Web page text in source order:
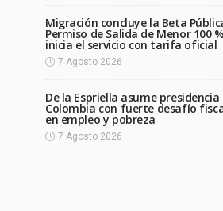
Migración concluye la Beta
Permiso de Salida de Menor 100
inicia el servicio con tarifa oficial
7 Agosto 2026
De la Espriella asume presidencia
Colombia con fuerte desafío
en empleo y pobreza
7 Agosto 2026